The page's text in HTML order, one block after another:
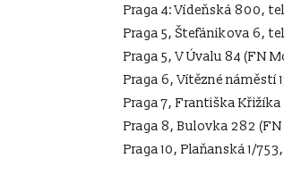
Praga 4: Vídeňská 800,
Praga 5, Štefánikova 6,
Praga 5, V Úvalu 84 (FN
Praga 6, Vítězné náměstí
Praga 7, Františka
Praga 8, Bulovka 282
Praga 10, Plaňanská 1/